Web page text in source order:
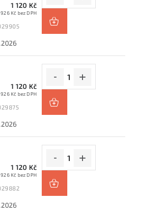
1 120 Kč
926 Kč bez DPH
1 120 Kč
926 Kč bez DPH
1 120 Kč
926 Kč bez DPH